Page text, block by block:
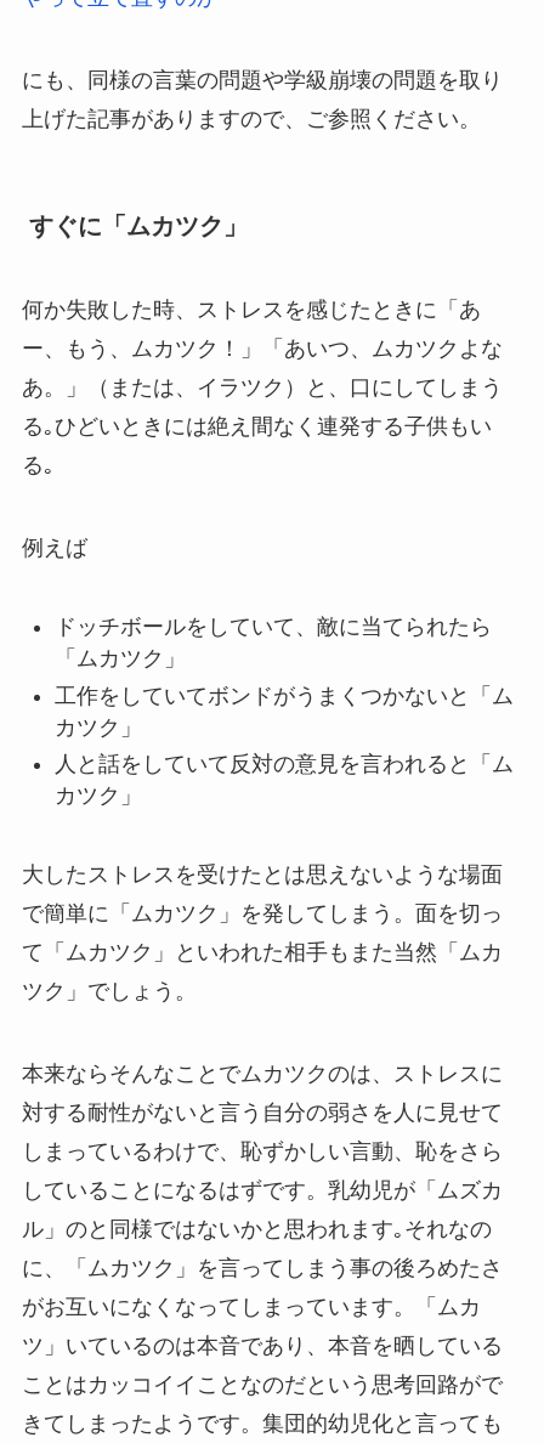
にも、同様の言葉の問題や学級崩壊の問題を取り
上げた記事がありますので、ご参照ください。
すぐに「ムカツク」
何か失敗した時、ストレスを感じたときに「あ
ー、もう、ムカツク！」「あいつ、ムカツクよな
あ。」（または、イラツク）と、口にしてしまう
る｡ひどいときには絶え間なく連発する子供もい
る｡
例えば
ドッチボールをしていて、敵に当てられたら
「ムカツク」
工作をしていてボンドがうまくつかないと「ム
カツク」
人と話をしていて反対の意見を言われると「ム
カツク」
大したストレスを受けたとは思えないような場面
で簡単に「ムカツク」を発してしまう。面を切っ
て「ムカツク」といわれた相手もまた当然「ムカ
ツク」でしょう。
本来ならそんなことでムカツクのは、ストレスに
対する耐性がないと言う自分の弱さを人に見せて
しまっているわけで、恥ずかしい言動、恥をさら
していることになるはずです。乳幼児が「ムズカ
ル」のと同様ではないかと思われます｡それなの
に、「ムカツク」を言ってしまう事の後ろめたさ
がお互いになくなってしまっています。「ムカ
ツ」いているのは本音であり、本音を晒している
ことはカッコイイことなのだという思考回路がで
きてしまったようです。集団的幼児化と言っても